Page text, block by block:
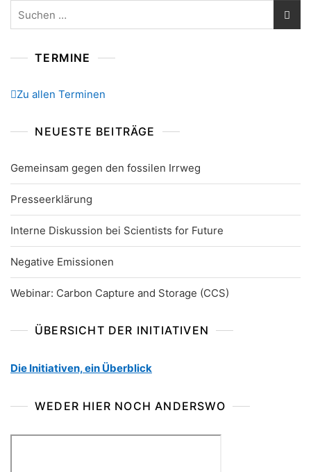
TERMINE
Zu allen Terminen
NEUESTE BEITRÄGE
Gemeinsam gegen den fossilen Irrweg
Presseerklärung
Interne Diskussion bei Scientists for Future
Negative Emissionen
Webinar: Carbon Capture and Storage (CCS)
ÜBERSICHT DER INITIATIVEN
Die Initiativen, ein Überblick
WEDER HIER NOCH ANDERSWO